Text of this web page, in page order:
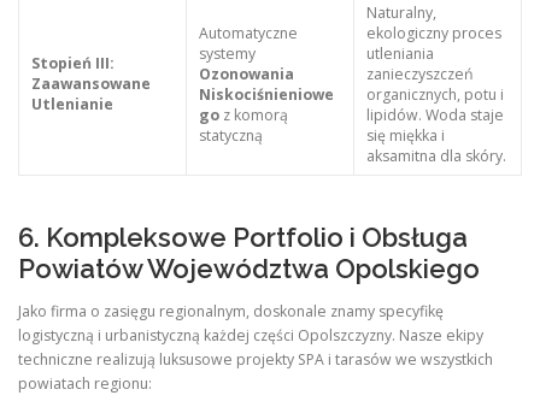
Stopień III:
Zaawansowane
Utlenianie
Automatyczne
systemy
Ozonowania
Niskociśnieniowe
goz komorą
statyczną
Naturalny,
ekologiczny proces
utleniania
zanieczyszczeń
organicznych, potu i
lipidów. Woda staje
się miękka i
aksamitna dla skóry.
6. Kompleksowe Portfolio i Obsługa
Powiatów Województwa Opolskiego
Jako firma o zasięgu regionalnym, doskonale znamy specyfikę
logistyczną i urbanistyczną każdej części Opolszczyzny. Nasze ekipy
techniczne realizują luksusowe projekty SPA i tarasów we wszystkich
powiatach regionu: